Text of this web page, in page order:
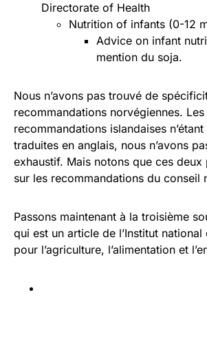
Directorate of Health
Nutrition of infants (0-12
Advice on infant
mention du soja.
Nous n’avons pas trouvé de
recommandations norvégiennes. Les
recommandations islandaises
traduites en anglais, nous n’avons
exhaustif. Mais notons que ces deux
sur les recommandations du conseil
Passons maintenant à la troisième
qui est un article de l’Institut
pour l’agriculture, l’alimentation et